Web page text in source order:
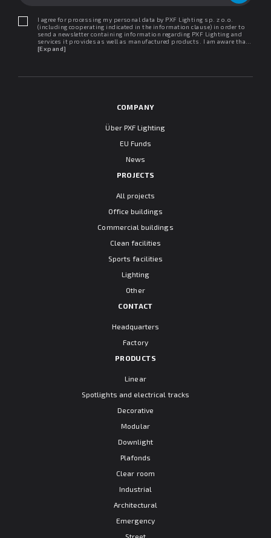
I agree for processing my personal data by PXF Lighting sp. z o.o.
(including cooperating indicated in the information clause) in order to
send a newsletter containing information regarding PXF Lighting and
services it provides as well as manufactured products. I am aware that I
may withdraw my consent at any time. I declare that I have read the
[Expand]
COMPANY
Über PXF Lighting
EU Funds
News
PROJECTS
All projects
Office buildings
Commercial buildings
Clean facilities
Sports facilities
Lighting
Other
CONTACT
Headquarters
Factory
PRODUCTS
Linear
Spotlights and electrical tracks
Decorative
Modular
Downlight
Plafonds
Clear room
Industrial
Architectural
Emergency
Street